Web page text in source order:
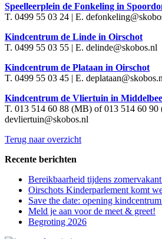
Speelleerplein de Fonkeling in
T. 0499 55 03 24 | E.
Kindcentrum de Linde in Oirschot
T. 0499 55 03 55 | E. delinde@skobos.nl
Kindcentrum de Plataan in Oirschot
T. 0499 55 03 45 | E.
Kindcentrum de Vliertuin in
T. 013 514 60 88 (MB) of 013 514 60 90
devliertuin@skobos.nl
Terug naar overzicht
Recente berichten
Bereikbaarheid tijdens
Oirschots Kinderparlement komt
Save the date: opening
Meld je aan voor de meet & greet!
Begroting 2026